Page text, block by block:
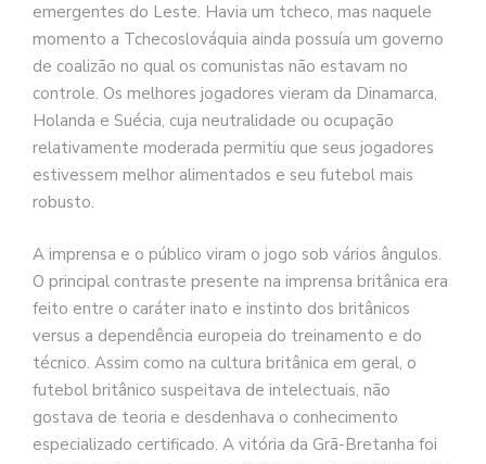
emergentes do Leste. Havia um tcheco, mas naquele
momento a Tchecoslováquia ainda possuía um governo
de coalizão no qual os comunistas não estavam no
controle. Os melhores jogadores vieram da Dinamarca,
Holanda e Suécia, cuja neutralidade ou ocupação
relativamente moderada permitiu que seus jogadores
estivessem melhor alimentados e seu futebol mais
robusto.
A imprensa e o público viram o jogo sob vários ângulos.
O principal contraste presente na imprensa britânica era
feito entre o caráter inato e instinto dos britânicos
versus a dependência europeia do treinamento e do
técnico. Assim como na cultura britânica em geral, o
futebol britânico suspeitava de intelectuais, não
gostava de teoria e desdenhava o conhecimento
especializado certificado. A vitória da Grã-Bretanha foi